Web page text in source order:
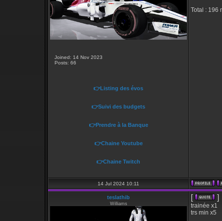
Joined: 14 Nov 2023
Posts: 66
👉Listing des évos
👉Suivi des budgets
👉Prendre à la Banque
👉Chaine Youtube
👉Chaine Twitch
Total : 196
14 Jul 2024 10:11
teslathib
Williams
[ ]
trainée x1
trs min x5